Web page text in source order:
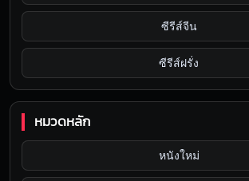
ซีรีส์จีน
ซีรีส์ฝรั่ง
หมวดหลัก
หนังใหม่